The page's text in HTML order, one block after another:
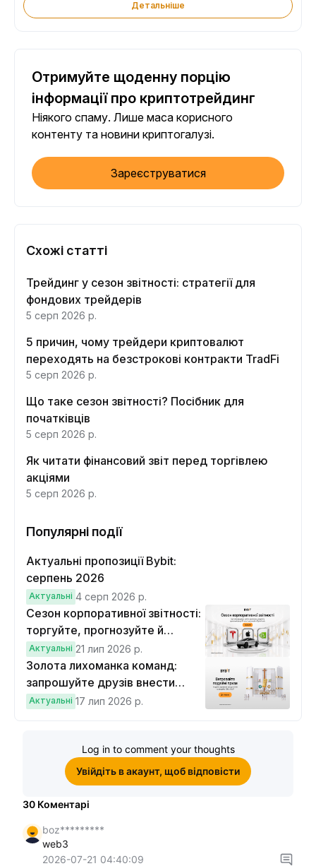
Детальніше
Отримуйте щоденну порцію
інформації про криптотрейдинг
Ніякого спаму. Лише маса корисного
контенту та новини криптогалузі.
Зареєструватися
Схожі статті
Трейдинг у сезон звітності: стратегії для
фондових трейдерів
5 серп 2026 р.
5 причин, чому трейдери криптовалют
переходять на безстрокові контракти TradFi
5 серп 2026 р.
Що таке сезон звітності? Посібник для
початківців
5 серп 2026 р.
Як читати фінансовий звіт перед торгівлею
акціями
5 серп 2026 р.
Популярні події
Актуальні пропозиції Bybit:
серпень 2026
Актуальні 4 серп 2026 р.
Сезон корпоративної звітності:
торгуйте, прогнозуйте й
вигравайте Cybertruck
Актуальні 21 лип 2026 р.
Золота лихоманка команд:
запрошуйте друзів внести
депозит на $100 і торгувати на
Актуальні 17 лип 2026 р.
Log in to comment your thoughts
Увійдіть в акаунт, щоб відповісти
30 Коментарі
boz*********
web3
2026-07-21 04:40:09